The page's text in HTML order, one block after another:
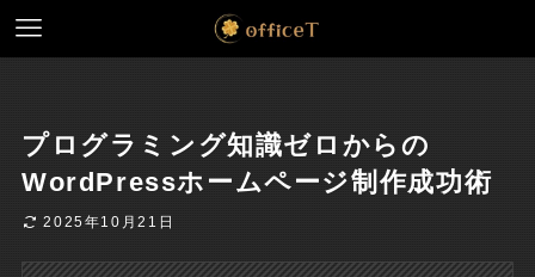
プログラミング知識ゼロからの
WordPressホームページ制作成功術
2025年10月21日